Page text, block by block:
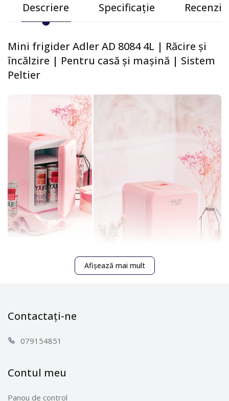
Descriere Specificație Recenzii
Mini frigider Adler AD 8084 4L | Răcire și
încălzire | Pentru casă și mașină | Sistem
Peltier
deplasare. Depozitați produsele de îngrijire a pielii,
Afișează mai mult
Contactați-ne
0791 54851
Contul meu
Panou de control